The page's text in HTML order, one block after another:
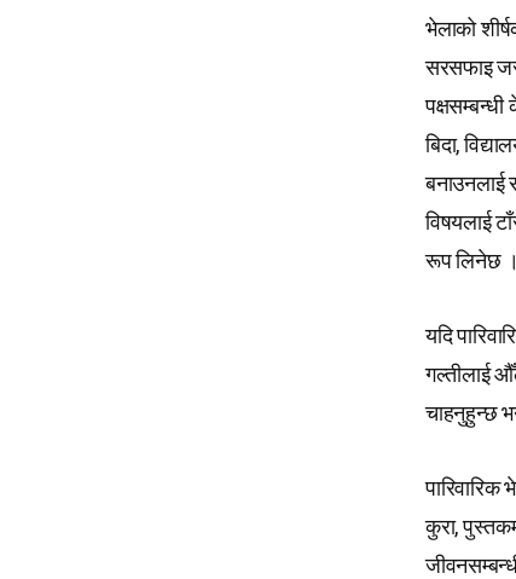
भेलाको
सरसफाइ
बिदा,
बनाउनलाई
विषयलाई
रूप लिनेछ ।
यदि
गल्तीलाई
चाहनुहुन्छ
कुरा,